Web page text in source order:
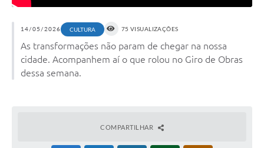
14/05/2026 CULTURA 75 VISUALIZAÇÕES
As transformações não param de chegar na nossa
cidade. Acompanhem aí o que rolou no Giro de Obras
dessa semana.
COMPARTILHAR